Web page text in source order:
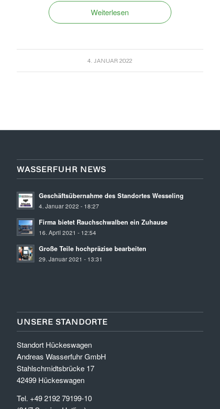
Weiterlesen
4. JANUAR 2022
WASSERFUHR NEWS
Geschäftsübernahme des Standortes Wesseling
4. Januar 2022 - 18:27
Firma bietet Rauchschwalben ein Zuhause
16. April 2021 - 12:54
Große Teile hochpräzise bearbeiten
29. Januar 2021 - 13:31
UNSERE STANDORTE
Standort Hückeswagen
Andreas Wasserfuhr GmbH
Stahlschmidtsbrücke 17
42499 Hückeswagen
Tel. +49 2192 79199-10